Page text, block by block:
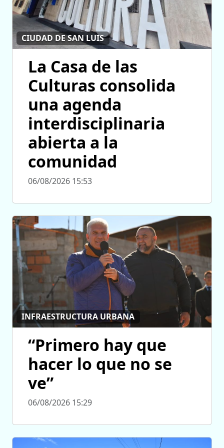
CIUDAD DE SAN LUIS
La Casa de las
Culturas consolida
una agenda
interdisciplinaria
abierta a la
comunidad
06/08/2026 15:53
INFRAESTRUCTURA URBANA
“Primero hay que
hacer lo que no se
ve”
06/08/2026 15:29